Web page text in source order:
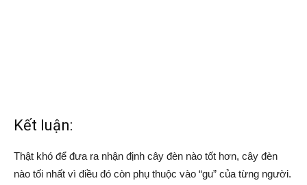
Kết luận:
Thật khó để đưa ra nhận định cây đèn nào tốt hơn, cây đèn
nào tối nhất vì điều đó còn phụ thuộc vào “gu” của từng người.